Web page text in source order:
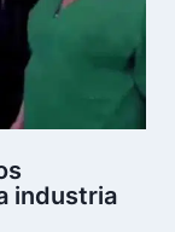
industria